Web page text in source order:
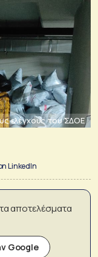
ελέγχους του ΣΔΟΕ
LinkedIn
αποτελέσματα
Google